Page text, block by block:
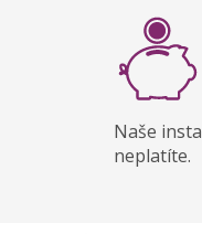
Naše
neplatíte.